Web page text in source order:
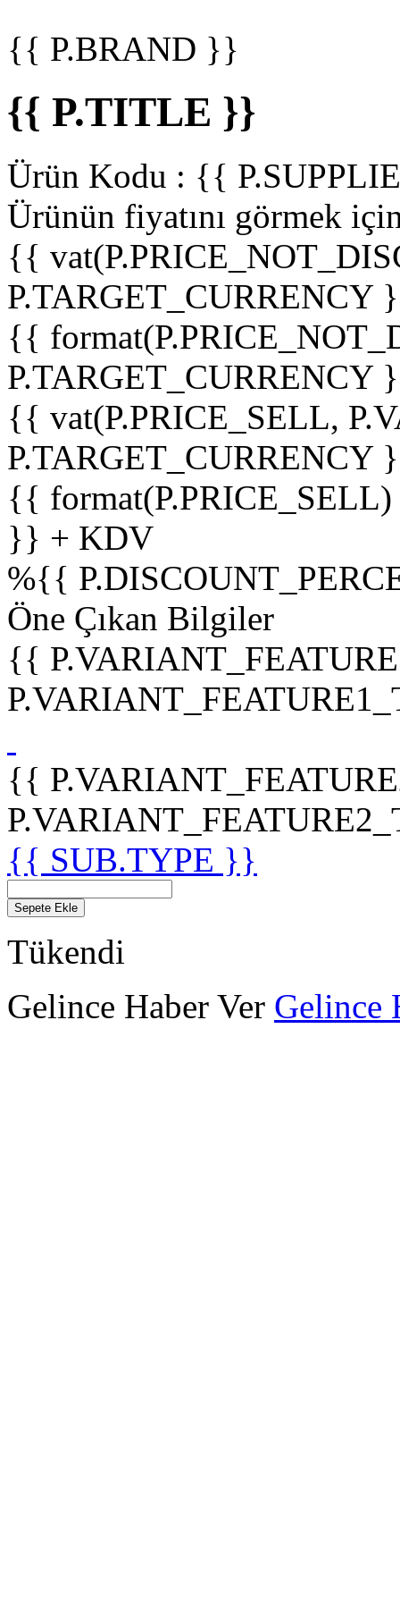
{{ P.BRAND }}
{{ P.TITLE }}
Ürün Kodu : {{
Ürünün fiyatını görmek
{{
P.TARGET_CURRENCY
{{
P.TARGET_CURRENCY
{{ vat(P.PRICE_SELL,
P.TARGET_CURRENCY
{{
}} + KDV
%{{
Öne Çıkan Bilgiler
{{
{{
{{ SUB.TYPE }}
Sepete Ekle
Tükendi
Gelince Haber Ver Gelince